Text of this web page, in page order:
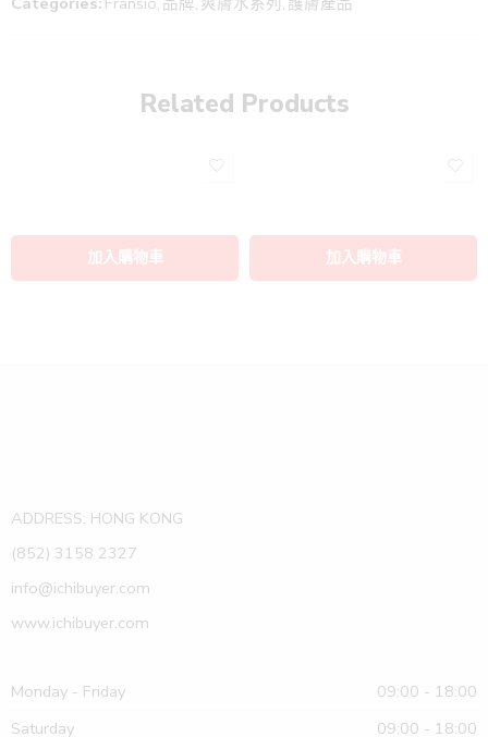
Related Products
ADDRESS: HONG KONG
(852) 3158 2327
info@ichibuyer.com
www.ichibuyer.com
Monday - Friday
09:00 - 18:00
Saturday
09:00 - 18:00